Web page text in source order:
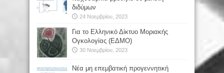
διδύμων
24 Νοεμβρίου, 2023
Για το Ελληνικό Δίκτυο Μοριακής
Ογκολογίας (ΕΔΜΟ)
30 Νοεμβρίου, 2023
Νέα μη επεμβατική προγεννητική